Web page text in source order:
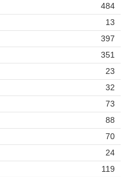
484
13
397
351
23
32
73
88
70
24
119